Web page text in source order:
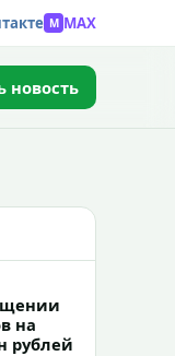
M MAX
новость
на
рублей